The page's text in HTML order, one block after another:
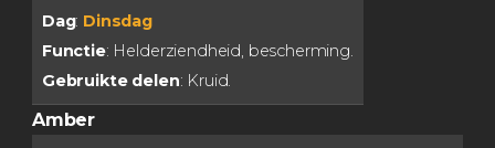
Dag: Dinsdag
Functie: Helderziendheid, bescherming.
Gebruikte delen: Kruid.
Amber